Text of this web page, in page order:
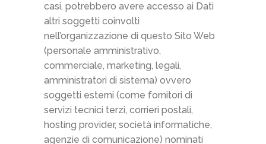
casi, potrebbero avere accesso ai Dati
altri soggetti coinvolti
nell’organizzazione di questo Sito Web
(personale amministrativo,
commerciale, marketing, legali,
amministratori di sistema) ovvero
soggetti esterni (come fornitori di
servizi tecnici terzi, corrieri postali,
hosting provider, società informatiche,
agenzie di comunicazione) nominati